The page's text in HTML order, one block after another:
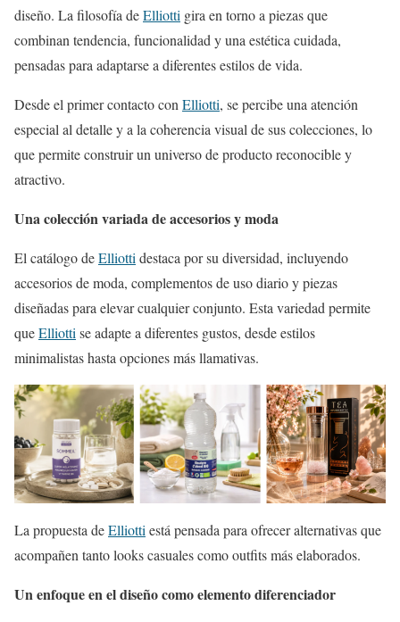
diseño. La filosofía deElliotti gira en torno a piezas que
combinan tendencia, funcionalidad y una estética cuidada,
pensadas para adaptarse a diferentes estilos de vida.
Desde el primer contacto con Elliotti, se percibe una atención
especial al detalle y a la coherencia visual de sus colecciones, lo
que permite construir un universo de producto reconocible y
atractivo.
Una colección variada de accesorios y moda
El catálogo deElliotti destaca por su diversidad, incluyendo
accesorios de moda, complementos de uso diario y piezas
diseñadas para elevar cualquier conjunto. Esta variedad permite
queElliotti se adapte a diferentes gustos, desde estilos
minimalistas hasta opciones más llamativas.
La propuesta deElliotti está pensada para ofrecer alternativas que
acompañen tanto looks casuales como outfits más elaborados.
Un enfoque en el diseño como elemento diferenciador